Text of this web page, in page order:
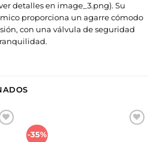
detalles en image_3.png). Su
proporciona un agarre cómodo
con una válvula de seguridad
-35%